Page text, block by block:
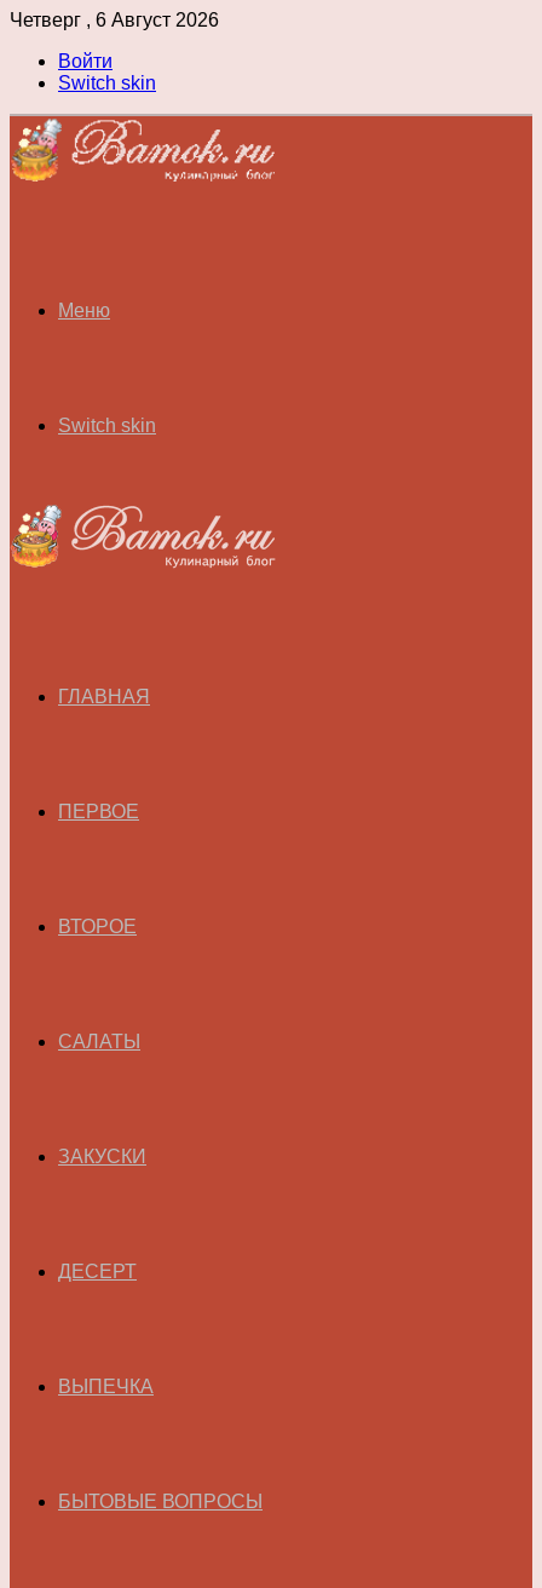
Четверг , 6 Август 2026
Войти
Switch skin
Меню
Switch skin
ГЛАВНАЯ
ПЕРВОЕ
ВТОРОЕ
САЛАТЫ
ЗАКУСКИ
ДЕСЕРТ
ВЫПЕЧКА
БЫТОВЫЕ ВОПРОСЫ